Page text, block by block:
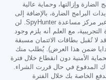
وإزالتها، وحماية عالية
البرامج الضارة، بالإضافة إلى
إمكانية الوصول إلى فريق الدعم الفني عبر مركز مساعدة SpyHunter. لن
مع العلم أنه يلزم وجود
لا تُقبل بطاقات الائتمان مسبقة
ضمن هذا العرض). يُطلب منك
الأمنية دون انقطاع خلال فترة
المدفوع في حال قررت الشراء.
الخاصة بك خلال الفترة